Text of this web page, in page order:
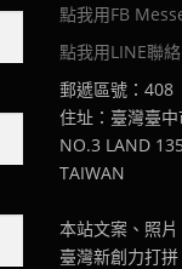
點我用FB
點我用LINE聯絡
郵遞區號：408
住址：臺灣臺
NO.3 LAND
TAIWAN
本站文案、照
臺灣新創力打拼